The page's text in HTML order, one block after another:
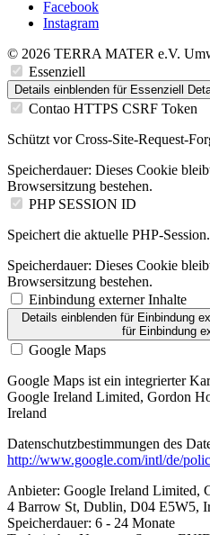
Facebook
Instagram
© 2026 TERRA MATER e.V.
Essenziell
Details einblenden für Essenziell
Contao HTTPS CSRF Token
Schützt vor Cross-Site-Request-
Speicherdauer: Dieses Cookie
Browsersitzung bestehen.
PHP SESSION ID
Speichert die aktuelle PHP-Session.
Speicherdauer: Dieses Cookie
Browsersitzung bestehen.
Einbindung externer Inhalte
Details einblendenfür Einbindung
für Einbindung
Google Maps
Google Maps ist ein integrierter
Google Ireland Limited, Gordon
Ireland
Datenschutzbestimmungen des
http://www.google.com/intl/de/
Anbieter: Google Ireland Limited,
4 Barrow St, Dublin, D04 E5W5,
Speicherdauer: 6 - 24 Monate